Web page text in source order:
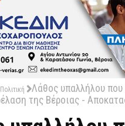
Πολιτική
Λάθος υπαλλήλου
της Βέροιας -